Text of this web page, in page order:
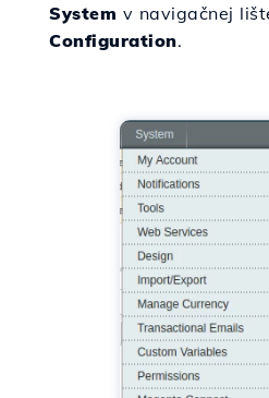
System v navigačnej
Configuration.